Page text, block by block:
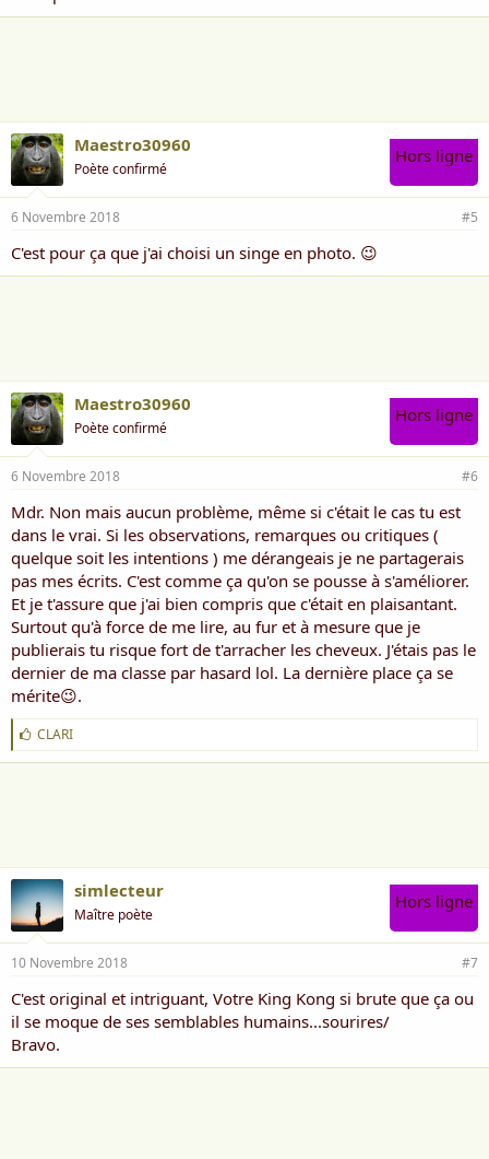
Maestro30960
Poète confirmé
Hors ligne
6 Novembre 2018 #5
C'est pour ça que j'ai choisi un singe en photo. 😉
Maestro30960
Poète confirmé
Hors ligne
6 Novembre 2018 #6
Mdr. Non mais aucun problème, même si c'était le cas tu est
dans le vrai. Si les observations, remarques ou critiques (
quelque soit les intentions ) me dérangeais je ne partagerais
pas mes écrits. C'est comme ça qu'on se pousse à s'améliorer.
Et je t'assure que j'ai bien compris que c'était en plaisantant.
Surtout qu'à force de me lire, au fur et à mesure que je
publierais tu risque fort de t'arracher les cheveux. J'étais pas le
dernier de ma classe par hasard lol. La dernière place ça se
mérite😉.
J
'
a
CLARI
simlecteur
Maître poète
Hors ligne
10 Novembre 2018 #7
C'est original et intriguant, Votre King Kong si brute que ça ou
il se moque de ses semblables humains...sourires/
Bravo.